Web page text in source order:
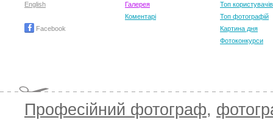
English
Facebook
Галерея
Коментарі
Топ користувачів
Топ фотографій
Картина дня
Фотоконкурси
Професійний фотограф,